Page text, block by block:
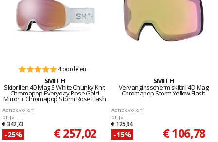
4 oordelen
SMITH
Skibrillen 4D Mag S White Chunky Knit
Chromapop Everyday Rose Gold
Mirror + Chromapop Storm Rose Flash
Aanbevolen
prijs
€ 342,73
-25% € 257,02
SMITH
Vervanginsscherm skibril 4D Mag
Chromapop Storm Yellow Flash
Aanbevolen
prijs
€ 125,94
-15% € 106,78